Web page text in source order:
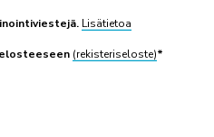
Lisätietoa
(rekisteriseloste)*